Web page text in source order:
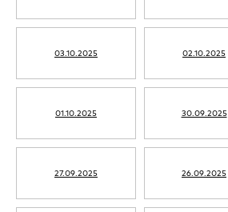
03.10.2025 02.10.2025
01.10.2025 30.09.2025
27.09.2025 26.09.2025